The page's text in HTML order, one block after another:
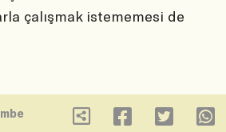
çalışmak istememesi de